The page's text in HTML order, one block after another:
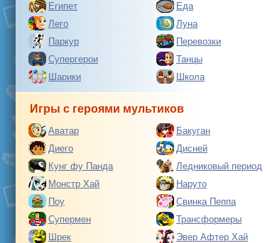
Египет
Еда
Лего
Луна
Паркур
Перевозки
Супергерои
Танцы
Шарики
Школа
Игры с героями мультиков
Аватар Бакуган
Диего
Дисней
Кунг фу Панда
Ледниковый период
Монстр Хай
Наруто
Поу
Свинка Пеппа
Супермен
Трансформеры
Шрек
Эвер Афтер Хай